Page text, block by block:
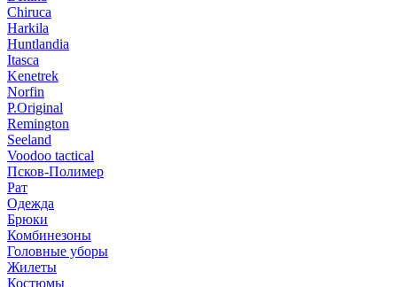
Chiruсa
Harkila
Huntlandia
Itasca
Kenetrek
Norfin
P.Original
Remington
Seeland
Voodoo tactical
Псков-Полимер
Рат
Одежда
Брюки
Комбинезоны
Головные уборы
Жилеты
Костюмы